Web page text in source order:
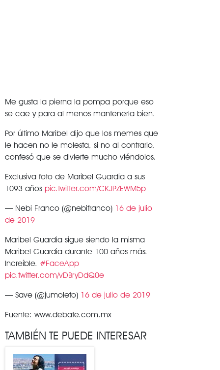
Me gusta la pierna la pompa porque eso
se cae y para al menos mantenerla bien.
Por último Maribel dijo que los memes que
le hacen no le molesta, si no al contrario,
confesó que se divierte mucho viéndolos.
Exclusiva foto de Maribel Guardia a sus
1093 años pic.twitter.com/CKJPZEWM5p
— Nebi Franco (@nebifranco) 16 de julio
de 2019
Maribel Guardia sigue siendo la misma
Maribel Guardia durante 100 años más.
Increíble. #FaceApp
pic.twitter.com/vDBryDdQ0e
— Save (@jumoleto) 16 de julio de 2019
Fuente: www.debate.com.mx
TAMBIÉN TE PUEDE INTERESAR